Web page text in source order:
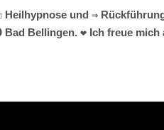
und ⇒
Bellingen. ❤ Ich freue mich